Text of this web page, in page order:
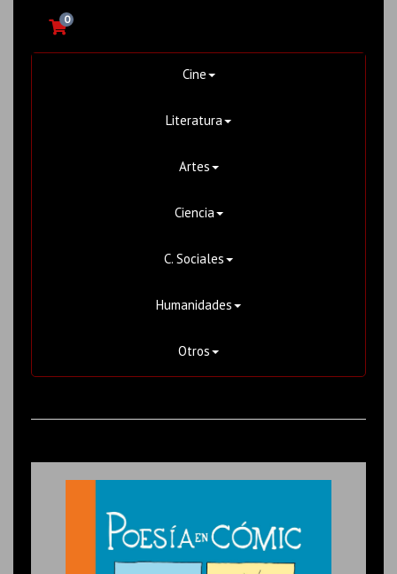
0
Cine
Literatura
Artes
Ciencia
C. Sociales
Humanidades
Otros